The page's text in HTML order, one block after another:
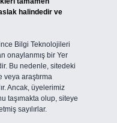
halindedir ve
Bilgi Teknolojileri
onaylanmış bir Yer
Bu nedenle, sitedeki
araştırma
Ancak, üyelerimiz
taşımakta olup, siteye
sayılırlar.